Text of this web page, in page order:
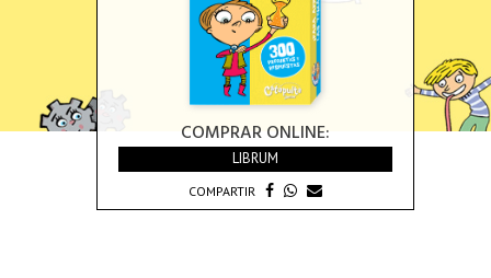
COMPRAR ONLINE:
LIBRUM
COMPARTIR